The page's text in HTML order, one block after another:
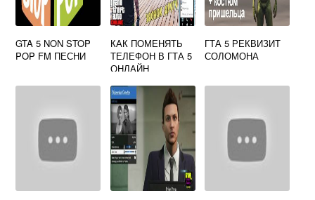
GTA 5 NON STOP
POP FM ПЕСНИ
КАК ПОМЕНЯТЬ
ТЕЛЕФОН В ГТА 5
ОНЛАЙН
ГТА 5 РЕКВИЗИТ
СОЛОМОНА